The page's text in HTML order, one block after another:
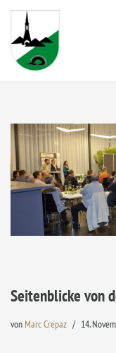
Zum
Inhalt
springen
Seitenblicke von
von Marc Crepaz 14.